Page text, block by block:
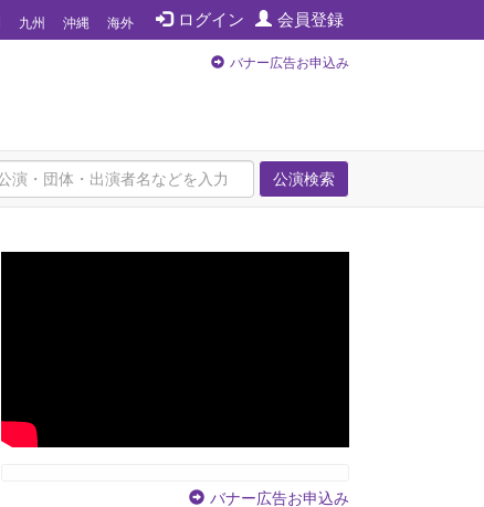
ログイン 会員登録
九州 沖縄 海外
バナー広告お申込み
公演検索
バナー広告お申込み